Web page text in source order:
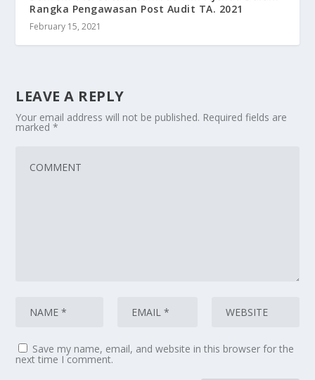
Rangka Pengawasan Post Audit TA. 2021
February 15, 2021
LEAVE A REPLY
Your email address will not be published. Required fields are
marked*
Save my name, email, and website in this browser for the
next time I comment.